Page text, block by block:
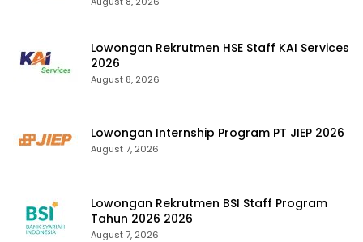
Lowongan Rekrutmen HSE Staff KAI Services
2026
August 8, 2026
Lowongan Internship Program PT JIEP 2026
August 7, 2026
Lowongan Rekrutmen BSI Staff Program
Tahun 2026 2026
August 7, 2026